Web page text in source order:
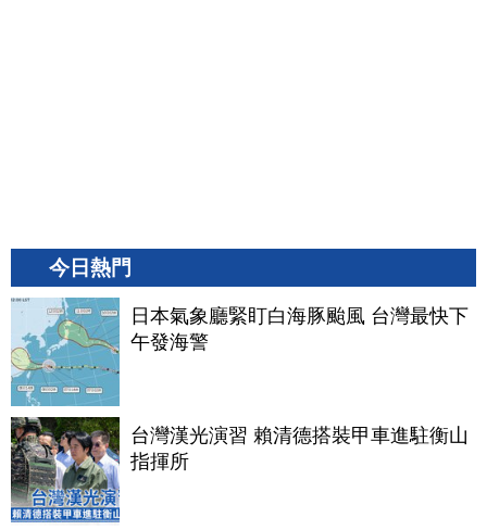
今日熱門
日本氣象廳緊盯白海豚颱風 台灣最快下
午發海警
台灣漢光演習 賴清德搭裝甲車進駐衡山
指揮所